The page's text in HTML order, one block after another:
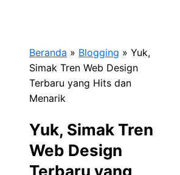
Beranda » Blogging » Yuk,
Simak Tren Web Design
Terbaru yang Hits dan
Menarik
Yuk, Simak Tren
Web Design
Terbaru yang